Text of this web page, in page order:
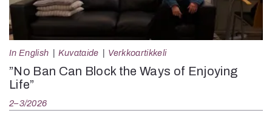
In English Kuvataide Verkkoartikkeli
”No Ban Can Block the Ways of Enjoying
Life”
2–3/2026